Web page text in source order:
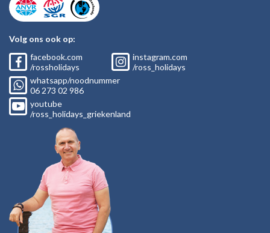
Volg ons ook op:
facebook.com
/rossholidays
instagram.com
/ross_holidays
whatsapp/noodnummer
06 273 02 986
youtube
/ross_holidays_griekenland